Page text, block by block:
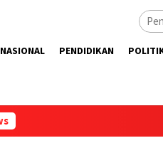
NASIONAL PENDIDIKAN